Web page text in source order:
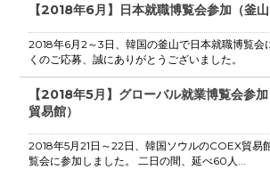
【2018年6月】日本就職博覧会参加（釜山
2018年6月2～3日、韓国の釜山で日本就職博覧会
くのご応募、誠にありがとうございました。
【2018年5月】グローバル就業博覧会参
貿易館）
2018年5月21日～22日、韓国ソウルのCOEX貿易
覧会に参加しました。 二日の間、延べ60人...